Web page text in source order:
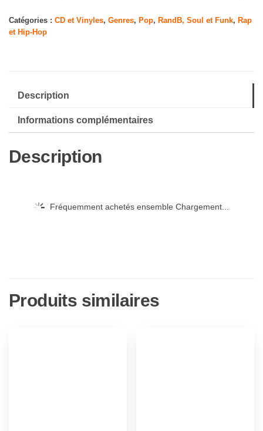
Catégories : CD et Vinyles, Genres, Pop, RandB, Soul et Funk, Rap
et Hip-Hop
Description
Informations complémentaires
Description
Fréquemment achetés ensemble Chargement...
Produits similaires